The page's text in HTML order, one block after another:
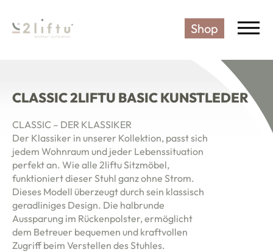
Shop
CLASSIC 2LIFTU BASIC KUNSTLEDER
CLASSIC – DER KLASSIKER
Der Klassiker in unserer Kollektion, passt sich
jedem Wohnraum und jeder Lebenssituation
perfekt an. Wie alle 2liftu Sitzmöbel,
funktioniert dieser Stuhl ganz ohne Strom.
Dieses Modell überzeugt durch sein klassisch
geradliniges Design. Die halbrunde
Aussparung im Rückenpolster, ermöglicht
dem Betreuer bequemen und kraftvollen
Zugriff beim Verstellen des Stuhles.